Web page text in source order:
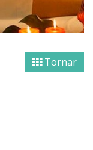
Tornar